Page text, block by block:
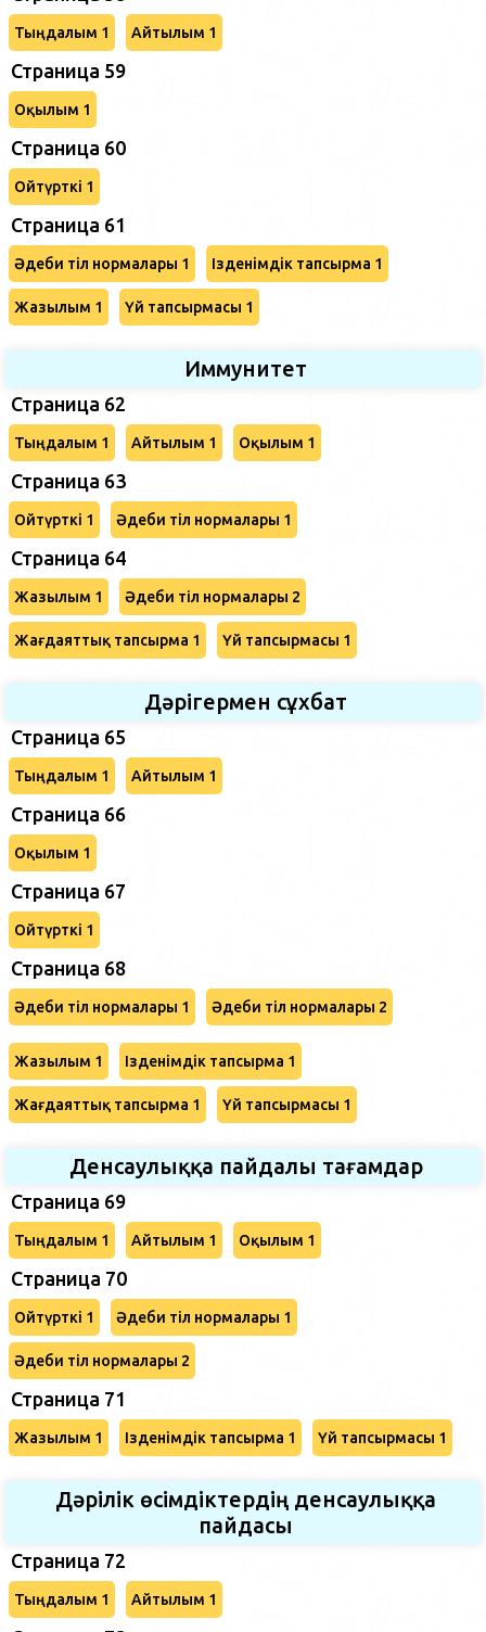
Тыңдалым 1 Айтылым 1
Страница 59
Оқылым 1
Страница 60
Ойтүрткі 1
Страница 61
Әдеби тіл нормалары 1 Ізденімдік тапсырма 1
Жазылым 1 Үй тапсырмасы 1
Иммунитет
Страница 62
Тыңдалым 1 Айтылым 1 Оқылым 1
Страница 63
Ойтүрткі 1 Әдеби тіл нормалары 1
Страница 64
Жазылым 1 Әдеби тіл нормалары 2
Жағдаяттық тапсырма 1 Үй тапсырмасы 1
Дәрігермен сұхбат
Страница 65
Тыңдалым 1 Айтылым 1
Страница 66
Оқылым 1
Страница 67
Ойтүрткі 1
Страница 68
Әдеби тіл нормалары 1 Әдеби тіл нормалары 2
Жазылым 1 Ізденімдік тапсырма 1
Жағдаяттық тапсырма 1 Үй тапсырмасы 1
Денсаулыққа пайдалы тағамдар
Страница 69
Тыңдалым 1 Айтылым 1 Оқылым 1
Cтраница 70
Ойтүрткі 1 Әдеби тіл нормалары 1
Әдеби тіл нормалары 2
Страница 71
Жазылым 1 Ізденімдік тапсырма 1 Үй тапсырмасы 1
Дәрілік өсімдіктердің денсаулыққа
пайдасы
Страница 72
Тыңдалым 1 Айтылым 1